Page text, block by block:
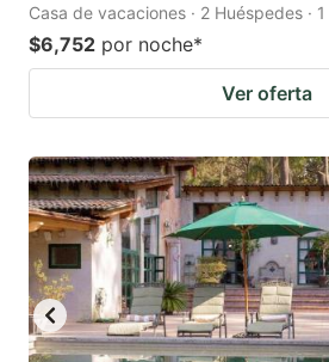
Casa de vacaciones · 2 Huéspedes ·
$6,752 por noche*
Ver oferta